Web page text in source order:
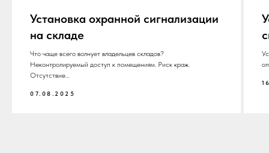
Установка охранной сигнализации
на складе
Что чаще всего волнует владельцев складов?
Неконтролируемый доступ к помещениям. Риск краж.
Отсутствие...
07.08.2025